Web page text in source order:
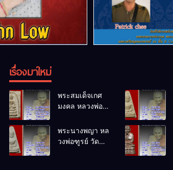
เรื่องมาใหม่
พระสมเด็จเกศ
มงคล หลวงพ่อ
โพธิ์นิมิตร
พ.ศ.2512
พระนางพญา หล
วงพ่อฑูรย์ วัด